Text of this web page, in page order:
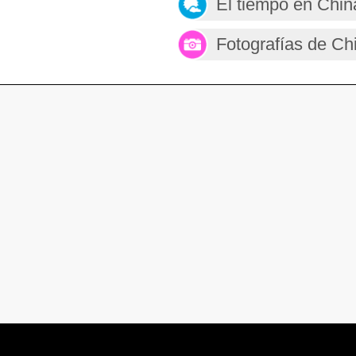
El tiempo en
Fotografías de